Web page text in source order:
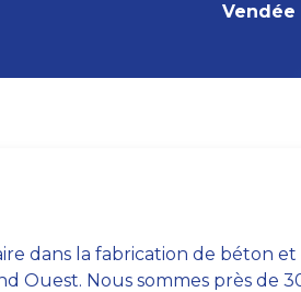
Vendée
dans la fabrication de béton
Ouest. Nous sommes près de